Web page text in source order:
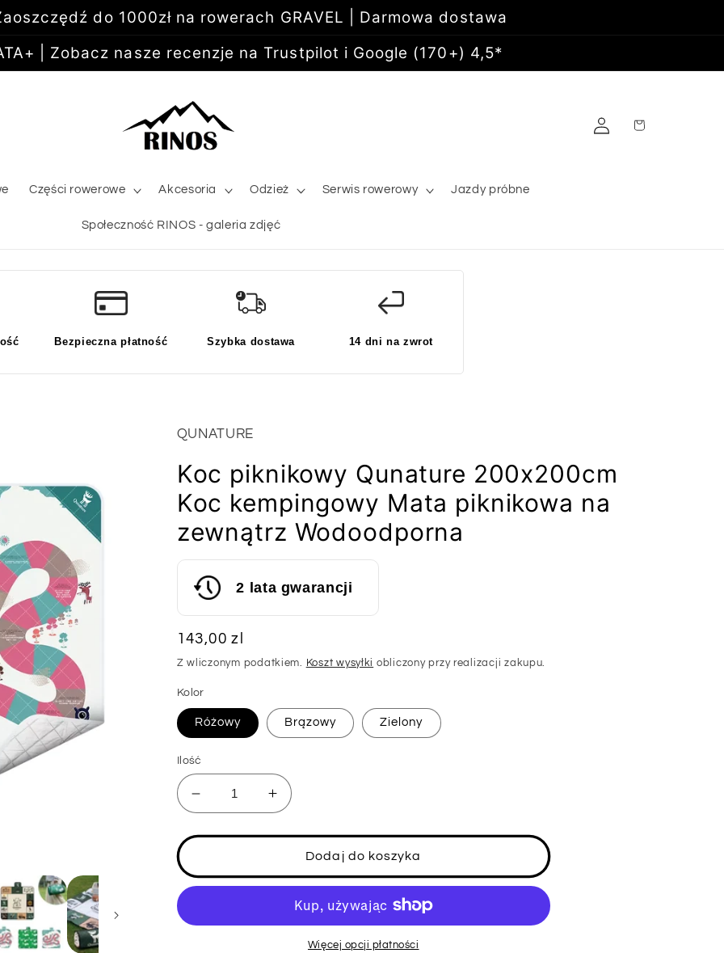
do 1000zł na rowerach GRAVEL | Darmowa dostawa
| Zobacz nasze recenzje na Trustpilot i Google (170+) 4,5*
Części rowerowe Akcesoria Odzież Serwis rowerowy Jazdy próbne
Społeczność RINOS - galeria zdjęć
Zaloguj
się
Koszyk
Bezpieczna płatność Szybka dostawa 14 dni na zwrot
QUNATURE
Koc piknikowy Qunature 200x200cm
Koc kempingowy Mata piknikowa na
zewnątrz Wodoodporna
2 lata gwarancji
Cena
regularna
143,00 zl
Z wliczonym podatkiem. Koszt wysyłki obliczony przy realizacji zakupu.
Kolor
Różowy Brązowy Zielony
Ilość
Zmniejsz
ilość
dla
piknikowy
Qunature
Koc
Zwiększ
ilość
dla
piknikowy
Qunature
200x200cm
Koc
kempingowy
Dodaj do koszyka
Więcej opcji płatności